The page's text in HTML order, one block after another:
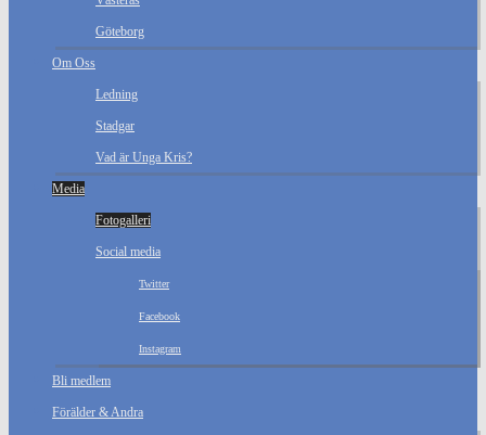
Göteborg
Om Oss
Ledning
Stadgar
Vad är Unga Kris?
Media
Fotogalleri
Social media
Twitter
Facebook
Instagram
Bli medlem
Förälder & Andra